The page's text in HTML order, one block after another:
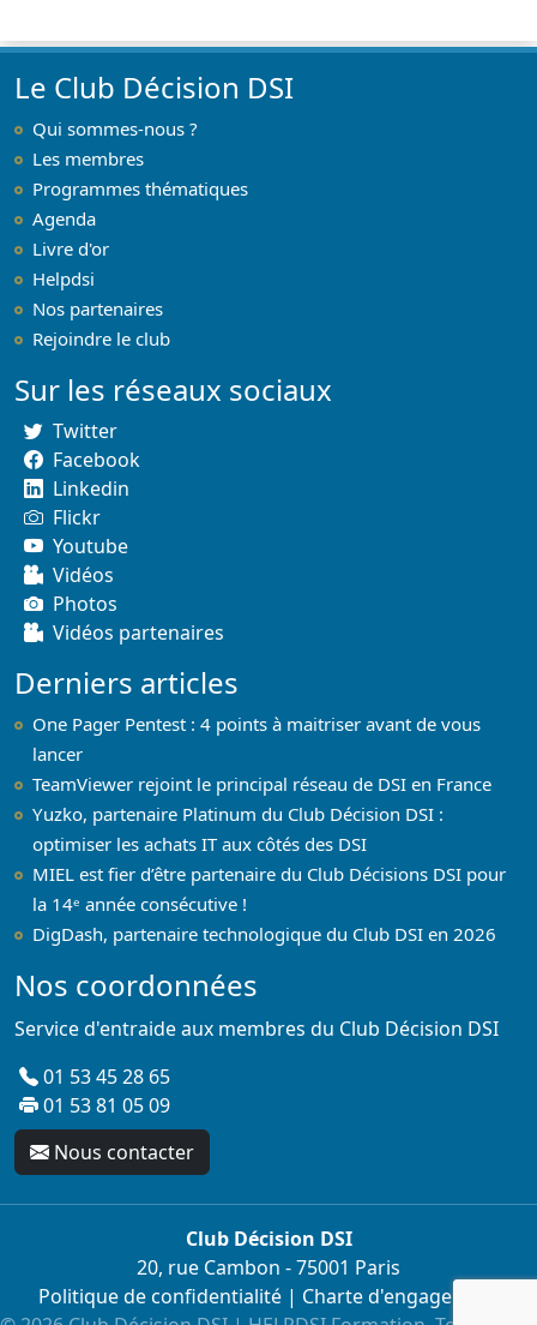
Le Club Décision DSI
Qui sommes-nous ?
Les membres
Programmes thématiques
Agenda
Livre d'or
Helpdsi
Nos partenaires
Rejoindre le club
Sur les réseaux sociaux
Twitter
Facebook
Linkedin
Flickr
Youtube
Vidéos
Photos
Vidéos partenaires
Derniers articles
One Pager Pentest : 4 points à maitriser avant de vous
lancer
TeamViewer rejoint le principal réseau de DSI en France
Yuzko, partenaire Platinum du Club Décision DSI :
optimiser les achats IT aux côtés des DSI
MIEL est fier d’être partenaire du Club Décisions DSI pour
la 14ᵉ année consécutive !
DigDash, partenaire technologique du Club DSI en 2026
Nos coordonnées
Service d'entraide aux membres du Club Décision DSI
01 53 45 28 65
01 53 81 05 09
Nous contacter
Club Décision DSI
20, rue Cambon - 75001 Paris
Politique de confidentialité| Charte d'engagement